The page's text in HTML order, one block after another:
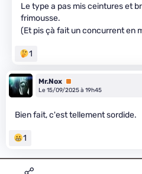
Le type a pas mis ceintures et
frimousse.
(Et pis çà fait un concurrent en
1
Mr.Nox Premium
Le 15/09/2025 à 19h45
Bien fait, c'est tellement sordide.
1